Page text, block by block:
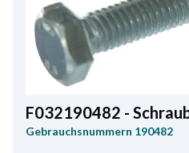
F032190482 -
Gebrauchsnummern 190482